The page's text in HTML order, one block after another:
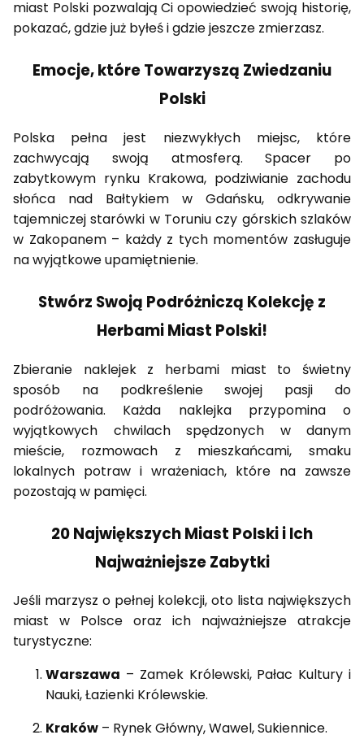
miast Polski pozwalają Ci opowiedzieć swoją historię,
pokazać, gdzie już byłeś i gdzie jeszcze zmierzasz.
Emocje, które Towarzyszą Zwiedzaniu
Polski
Polska pełna jest niezwykłych miejsc, które
zachwycają swoją atmosferą. Spacer po
zabytkowym rynku Krakowa, podziwianie zachodu
słońca nad Bałtykiem w Gdańsku, odkrywanie
tajemniczej starówki w Toruniu czy górskich szlaków
w Zakopanem – każdy z tych momentów zasługuje
na wyjątkowe upamiętnienie.
Stwórz Swoją Podróżniczą Kolekcję z
Herbami Miast Polski!
Zbieranie naklejek z herbami miast to świetny
sposób na podkreślenie swojej pasji do
podróżowania. Każda naklejka przypomina o
wyjątkowych chwilach spędzonych w danym
mieście, rozmowach z mieszkańcami, smaku
lokalnych potraw i wrażeniach, które na zawsze
pozostają w pamięci.
20 Największych Miast Polski i Ich
Najważniejsze Zabytki
Jeśli marzysz o pełnej kolekcji, oto lista największych
miast w Polsce oraz ich najważniejsze atrakcje
turystyczne:
Warszawa – Zamek Królewski, Pałac Kultury i
Nauki, Łazienki Królewskie.
Kraków – Rynek Główny, Wawel, Sukiennice.